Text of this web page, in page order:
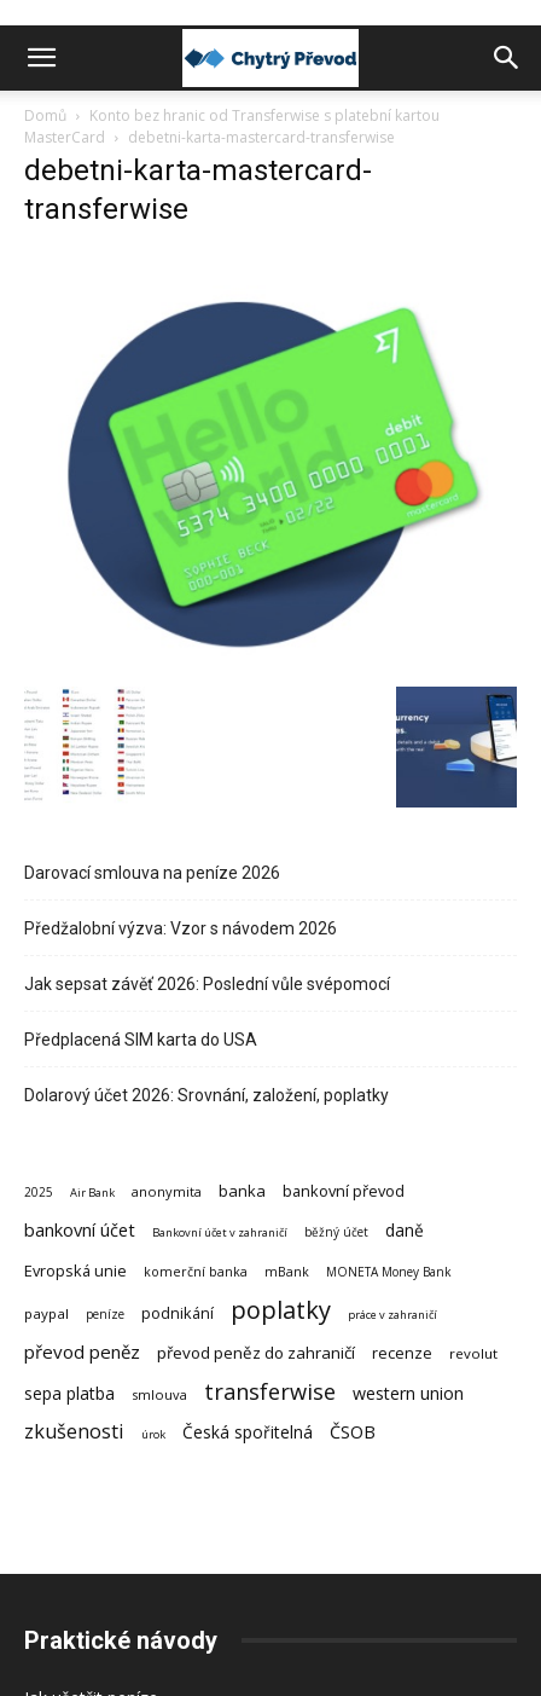
Chytrý
převod
zahraničí
Domů
Konto bez hranic od Transferwise s platební kartou
MasterCard
debetni-karta-mastercard-transferwise
debetni-karta-mastercard-
transferwise
Darovací smlouva na peníze 2026
Předžalobní výzva: Vzor s návodem 2026
Jak sepsat závěť 2026: Poslední vůle svépomocí
Předplacená SIM karta do USA
Dolarový účet 2026: Srovnání, založení, poplatky
2025 Air Bank anonymita banka bankovní převod
bankovní účet Bankovní účet v zahraničí běžný účet daně
Evropská unie komerční banka mBank MONETA Money Bank
paypal peníze podnikání poplatky práce v zahraničí
převod peněz převod peněz do zahraničí recenze revolut
sepa platba smlouva transferwise western union
zkušenosti úrok Česká spořitelná ČSOB
Praktické návody